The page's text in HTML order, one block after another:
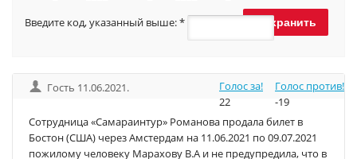
Введите код, указанный выше:*
Гость 11.06.2021.
Голос за!
22
Голос против!
-19
Сотрудница «Самараинтур» Романова продала билет в
Бостон (США) через Амстердам на 11.06.2021 по 09.07.2021
пожилому человеку Марахову В.А и не предупредила, что в